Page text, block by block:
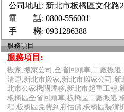
公司地址: 新北市板橋區文化路
電 話: 0800-556001
手 機: 0931286388
服務項目
服務項目:
搬家,搬家公司,全省回頭車,工廠搬
清運,新北市搬家,新北市搬家公司,
北市公家機關遷移,新北市起重工程,
板橋區全省回頭車,板橋區工廠搬遷,
程,板橋區免費到府估價,板橋區裝潢